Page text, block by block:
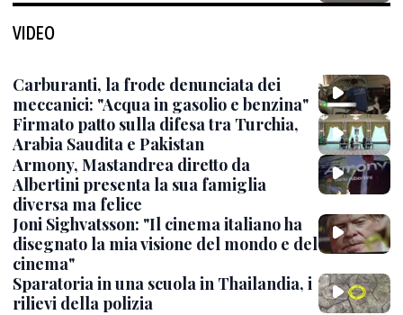
VIDEO
Carburanti, la frode denunciata dei
meccanici: "Acqua in gasolio e benzina"
Firmato patto sulla difesa tra Turchia,
Arabia Saudita e Pakistan
Armony, Mastandrea diretto da
Albertini presenta la sua famiglia
diversa ma felice
Joni Sighvatsson: "Il cinema italiano ha
disegnato la mia visione del mondo e del
cinema"
Sparatoria in una scuola in Thailandia, i
rilievi della polizia